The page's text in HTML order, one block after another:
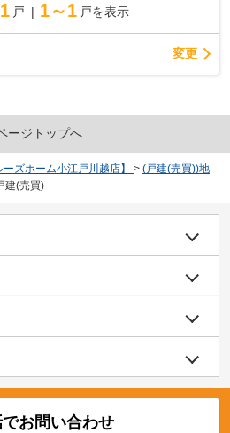
1 戸 1～1 戸を表示
変更
ージトップへ
ズホーム小江戸川越店】 > (戸建(売買))地
建(売買)
お問い合わせ